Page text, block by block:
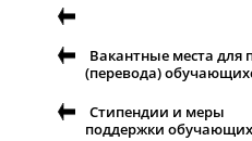
Вакантные места для
(перевода)
Стипендии и меры
поддержки